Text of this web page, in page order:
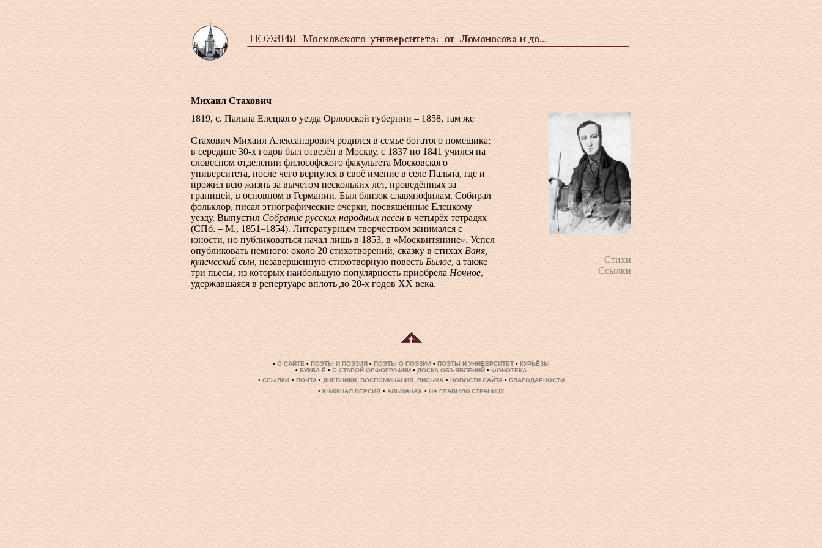
Михаил Стахович
1819, с. Пальна Елецкого уезда Орловской губернии – 1858, там же
Стахович Михаил Александрович родился в семье богатого помещика;
в середине 30-х годов был отвезён в Москву, с 1837 по 1841 учился на
словесном отделении философского факультета Московского
университета, после чего вернулся в своё имение в селе Пальна, где и
прожил всю жизнь за вычетом нескольких лет, проведённых за
границей, в основном в Германии. Был близок славянофилам. Собирал
фольклор, писал этнографические очерки, посвящённые Елецкому
уезду. Выпустил Собрание русских народных песен в четырёх тетрадях
(СПб. – М., 1851–1854). Литературным творчеством занимался с
юности, но публиковаться начал лишь в 1853, в «Москвитянине». Успел
опубликовать немного: около 20 стихотворений, сказку в стихах Ваня,
купеческий сын, незавершённую стихотворную повесть Былое, а также
три пьесы, из которых наибольшую популярность приобрела Ночное,
удержавшаяся в репертуаре вплоть до 20-х годов ХХ века.
Стихи
Ссылки